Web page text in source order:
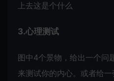
上去这是个什么
3.心理测试
图中4个景物，给出一个问
来测试你的内心。或者给